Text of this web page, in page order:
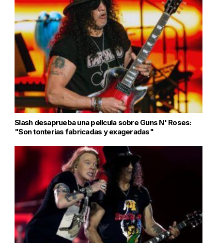
Slash desaprueba una película sobre Guns N' Roses:
"Son tonterías fabricadas y exageradas"